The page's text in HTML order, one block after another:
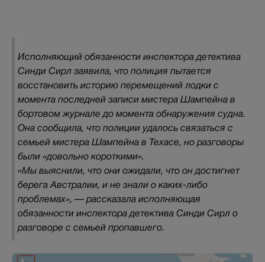
Исполняющий обязанности инспектора детектива
Синди Сирл заявила, что полиция пытается
восстановить историю перемещений лодки с
момента последней записи мистера Шампейна в
бортовом журнале до момента обнаружения судна.
Она сообщила, что полиции удалось связаться с
семьей мистера Шампейна в Техасе, но разговоры
были «довольно короткими».
«Мы выяснили, что они ожидали, что он достигнет
берега Австралии, и не знали о каких-либо
проблемах», — рассказала исполняющая
обязанности инспектора детектива Синди Сирл о
разговоре с семьей пропавшего.